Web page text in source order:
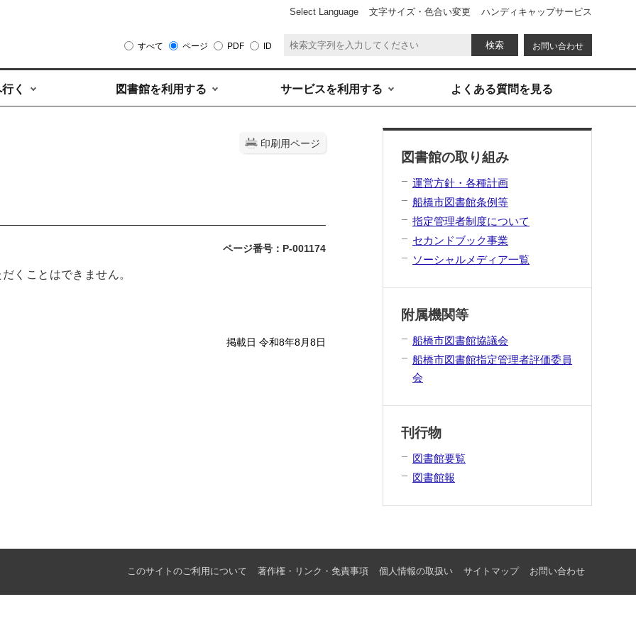
お問い合わせ
すべて ページ PDF ID
Select Language 文字サイズ・色合い変更 ハンディキャップサービス
く 図書館を利用する サービスを利用する よくある質問を見る
印刷用ページ
ページ番号：P-001174
くことはできません。
掲載日 令和8年8月8日
図書館の取り組み
運営方針・各種計画
船橋市図書館条例等
指定管理者制度について
セカンドブック事業
ソーシャルメディア一覧
附属機関等
船橋市図書館協議会
船橋市図書館指定管理者評価委員
会
刊行物
図書館要覧
図書館報
このサイトのご利用について 著作権・リンク・免責事項 個人情報の取扱い サイトマップ お問い合わせ